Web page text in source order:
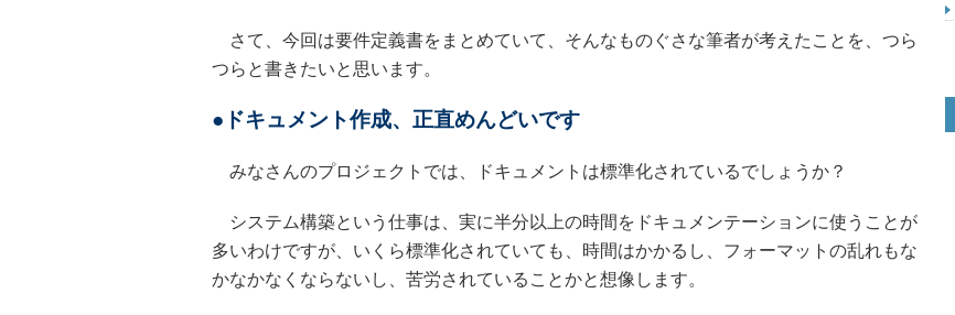
さて、今回は要件定義書をまとめていて、そんなものぐさな筆者が考えたことを、つら
つらと書きたいと思います。
●ドキュメント作成、正直めんどいです
みなさんのプロジェクトでは、ドキュメントは標準化されているでしょうか？
システム構築という仕事は、実に半分以上の時間をドキュメンテーションに使うことが
多いわけですが、いくら標準化されていても、時間はかかるし、フォーマットの乱れもな
かなかなくならないし、苦労されていることかと想像します。